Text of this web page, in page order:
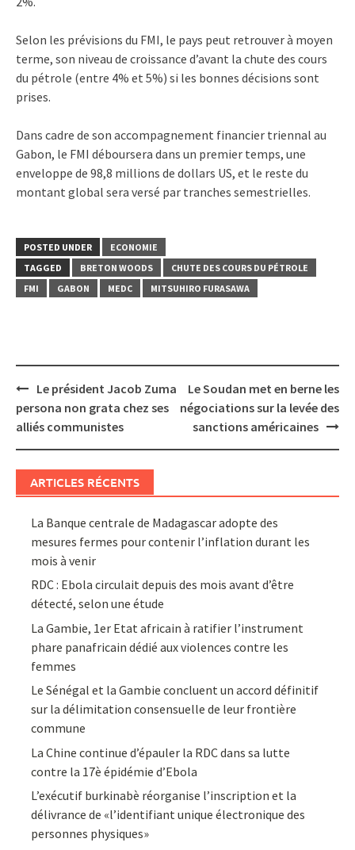
Selon les prévisions du FMI, le pays peut retrouver à moyen
terme, son niveau de croissance d’avant la chute des cours
du pétrole (entre 4% et 5%) si les bonnes décisions sont
prises.
Dans cadre de son accompagnement financier triennal au
Gabon, le FMI déboursera dans un premier temps, une
enveloppe de 98,8 millions de dollars US, et le reste du
montant global sera versé par tranches semestrielles.
POSTED UNDER
ECONOMIE
TAGGED
BRETON WOODS
CHUTE DES COURS DU PÉTROLE
FMI
GABON MEDC MITSUHIRO FURASAWA
Post
navigation
Le président Jacob Zuma
persona non grata chez ses
alliés communistes
Le Soudan met en berne les
négociations sur la levée des
sanctions américaines
ARTICLES RÉCENTS
La Banque centrale de Madagascar adopte des
mesures fermes pour contenir l’inflation durant les
mois à venir
RDC : Ebola circulait depuis des mois avant d’être
détecté, selon une étude
La Gambie, 1er Etat africain à ratifier l’instrument
phare panafricain dédié aux violences contre les
femmes
Le Sénégal et la Gambie concluent un accord définitif
sur la délimitation consensuelle de leur frontière
commune
La Chine continue d’épauler la RDC dans sa lutte
contre la 17è épidémie d’Ebola
L’exécutif burkinabè réorganise l’inscription et la
délivrance de «l’identifiant unique électronique des
personnes physiques»